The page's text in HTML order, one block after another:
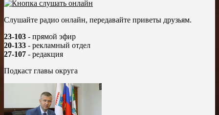
Слушайте радио онлайн, передавайте приветы друзьям.
23-103 - прямой эфир
20-133 - рекламный отдел
27-107 - редакция
Подкаст главы округа